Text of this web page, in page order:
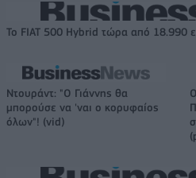
Το FIAT 500 Hybrid τώρα από 18.990
Ντουράντ: "Ο Γιάννης θα
μπορούσε να 'ναι ο κορυφαίος
όλων"! (vid)